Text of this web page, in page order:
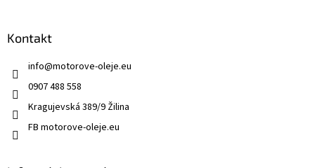
Kontakt
info@motorove-oleje.eu
0907 488 558
Kragujevská 389/9 Žilina
FB motorove-oleje.eu